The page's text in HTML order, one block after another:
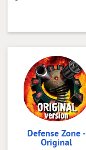
Defense Zone -
Original